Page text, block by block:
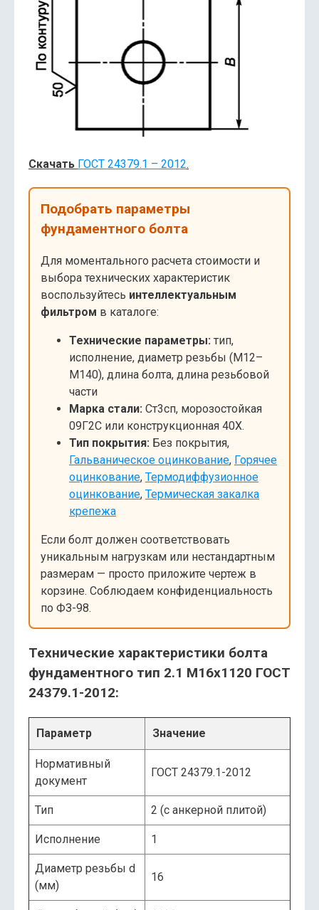
Скачать ГОСТ 24379.1 – 2012.
Подобрать параметры
фундаментного болта
Для моментального расчета стоимости и
выбора технических характеристик
воспользуйтесь интеллектуальным
фильтром в каталоге:
Технические параметры: тип,
исполнение, диаметр резьбы (М12–
М140), длина болта, длина резьбовой
части
Марка стали: Ст3сп, морозостойкая
09Г2С или конструкционная 40Х.
Тип покрытия: Без покрытия,
Гальваническое оцинкование, Горячее
оцинкование, Термодиффузионное
оцинкование, Термическая закалка
крепежа
Если болт должен соответствовать
уникальным нагрузкам или нестандартным
размерам — просто приложите чертеж в
корзине. Соблюдаем конфиденциальность
по ФЗ-98.
Технические характеристики болта
фундаментного тип 2.1 М16х1120 ГОСТ
24379.1-2012:
Параметр Значение
Нормативный
документ
ГОСТ 24379.1-2012
Тип 2 (с анкерной плитой)
Исполнение 1
Диаметр резьбы d
(мм)
16